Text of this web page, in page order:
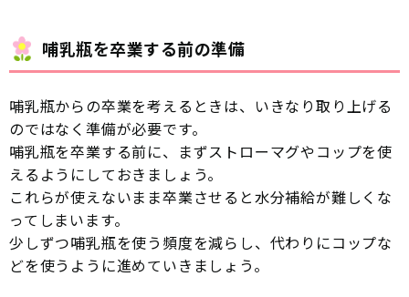
哺乳瓶を卒業する前の準備
哺乳瓶からの卒業を考えるときは、いきなり取り上げる
のではなく準備が必要です。
哺乳瓶を卒業する前に、まずストローマグやコップを使
えるようにしておきましょう。
これらが使えないまま卒業させると水分補給が難しくな
ってしまいます。
少しずつ哺乳瓶を使う頻度を減らし、代わりにコップな
どを使うように進めていきましょう。